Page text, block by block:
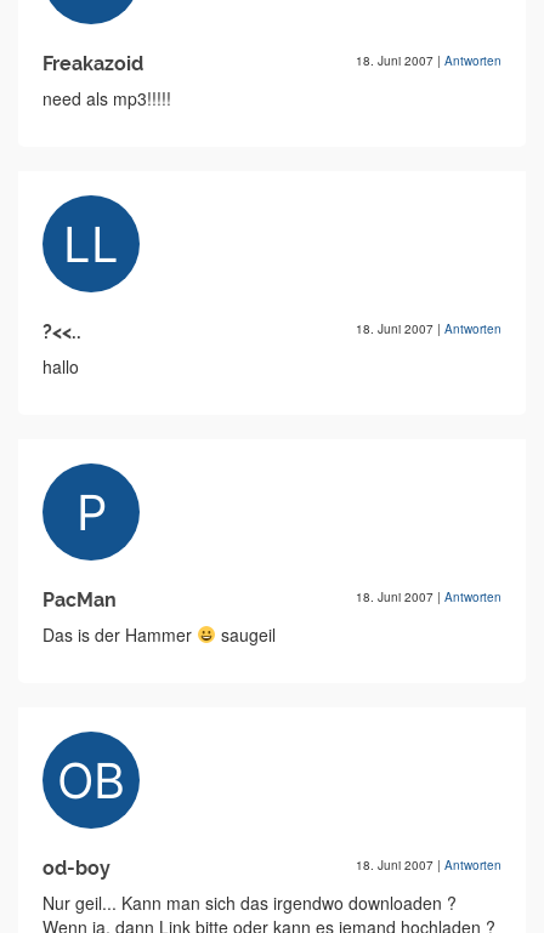
Freakazoid 18. Juni 2007 | Antworten
need als mp3!!!!!
?<<.. 18. Juni 2007 | Antworten
hallo
PacMan 18. Juni 2007 | Antworten
Das is der Hammer saugeil
od-boy 18. Juni 2007 | Antworten
Nur geil... Kann man sich das irgendwo downloaden ?
Wenn ja, dann Link bitte oder kann es jemand hochladen ?